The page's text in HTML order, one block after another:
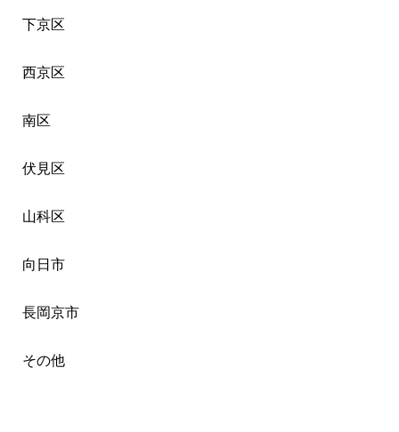
下京区
西京区
南区
伏見区
山科区
向日市
長岡京市
その他